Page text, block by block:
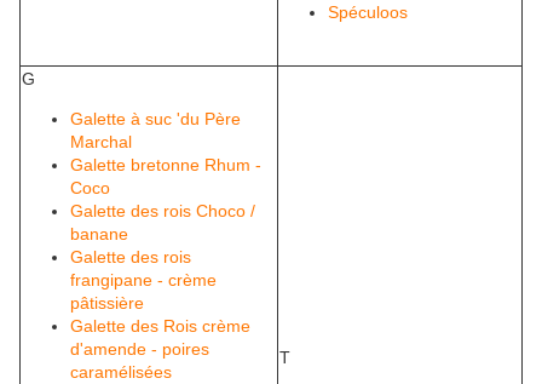
Spéculoos
G
Galette à suc 'du Père
Marchal
Galette bretonne Rhum -
Coco
Galette des rois Choco /
banane
Galette des rois
frangipane - crème
pâtissière
Galette des Rois crème
d'amende - poires
caramélisées
T